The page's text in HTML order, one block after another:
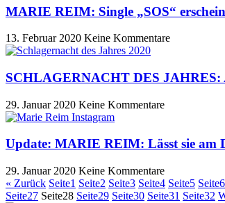
MARIE REIM: Single „SOS“
13. Februar 2020 Keine Kommentare
SCHLAGERNACHT DES JAHRES:
29. Januar 2020 Keine Kommentare
Update: MARIE REIM: Lässt sie am
29. Januar 2020 Keine Kommentare
« Zurück Seite1 Seite2 Seite3 Seite4 Seite5 Seite6
Seite27 Seite28 Seite29 Seite30 Seite31 Seite32